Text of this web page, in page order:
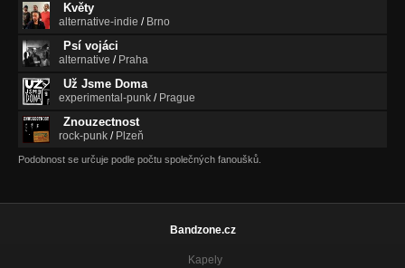
Květy
alternative-indie / Brno
Psí vojáci
alternative / Praha
Už Jsme Doma
experimental-punk / Prague
Znouzectnost
rock-punk / Plzeň
Podobnost se určuje podle počtu společných fanoušků.
Bandzone.cz
Kapely